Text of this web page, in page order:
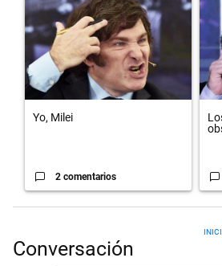
Yo, Milei
2 comentarios
Conversación